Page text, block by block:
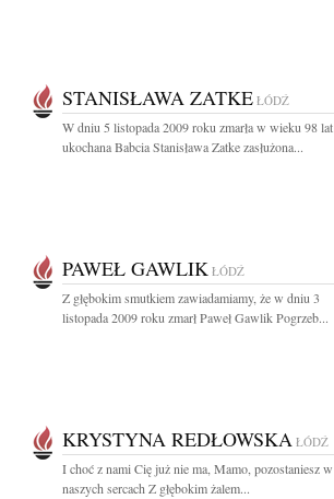
STANISŁAWA ZATKE ŁÓDŹ
W dniu 5 listopada 2009 roku zmarła w wieku 98 lat
ukochana Babcia Stanisława Zatke zasłużona...
PAWEŁ GAWLIK ŁÓDŹ
Z głębokim smutkiem zawiadamiamy, że w dniu 3
listopada 2009 roku zmarł Paweł Gawlik Pogrzeb...
KRYSTYNA REDŁOWSKA ŁÓDŹ
I choć z nami Cię już nie ma, Mamo, pozostaniesz w
naszych sercach Z głębokim żalem...